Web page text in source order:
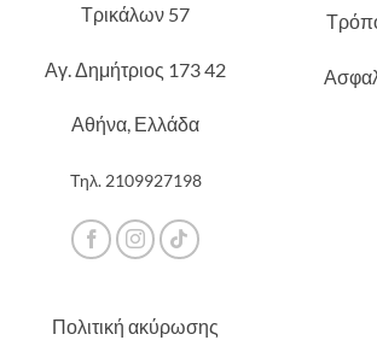
Τρικάλων 57
Αγ. Δημήτριος 173 42
Αθήνα, Ελλάδα
Τηλ. 2109927198
Πολιτική ακύρωσης